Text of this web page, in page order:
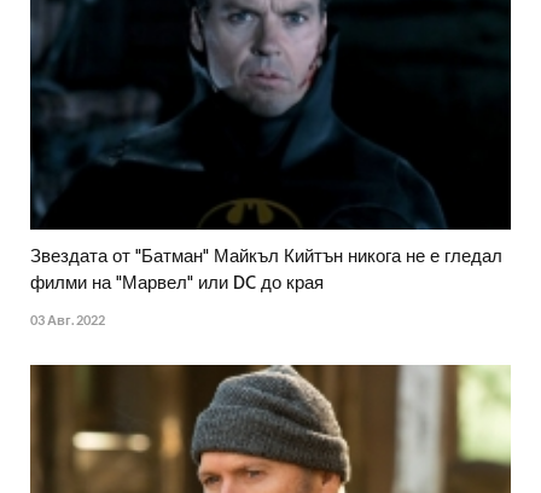
Звездата от "Батман" Майкъл Кийтън никога не е гледал
филми на "Марвел" или DC до края
03 Авг. 2022